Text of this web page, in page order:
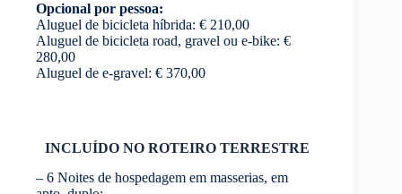
Opcional por pessoa:
Aluguel de bicicleta híbrida: € 210,00
Aluguel de bicicleta road, gravel ou e-bike: €
280,00
Aluguel de e-gravel: € 370,00
INCLUÍDO NO ROTEIRO TERRESTRE
– 6 Noites de hospedagem em masserias, em